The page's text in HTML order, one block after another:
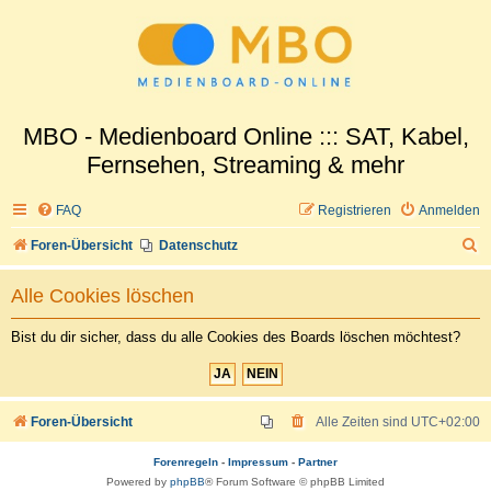
MBO - Medienboard Online ::: SAT, Kabel,
Fernsehen, Streaming & mehr
FAQ Anmelden
Registrieren
Foren-Übersicht Datenschutz
u
Alle Cookies löschen
Bist du dir sicher, dass du alle Cookies des Boards löschen möchtest?
Foren-Übersicht Alle Zeiten sind UTC+02:00
Forenregeln - Impressum - Partner
Powered by phpBB® Forum Software © phpBB Limited